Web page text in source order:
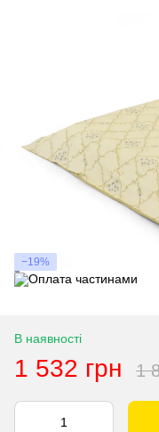
−19%
В наявності
1 532 грн 1